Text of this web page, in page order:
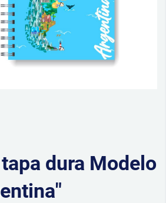
dura Modelo